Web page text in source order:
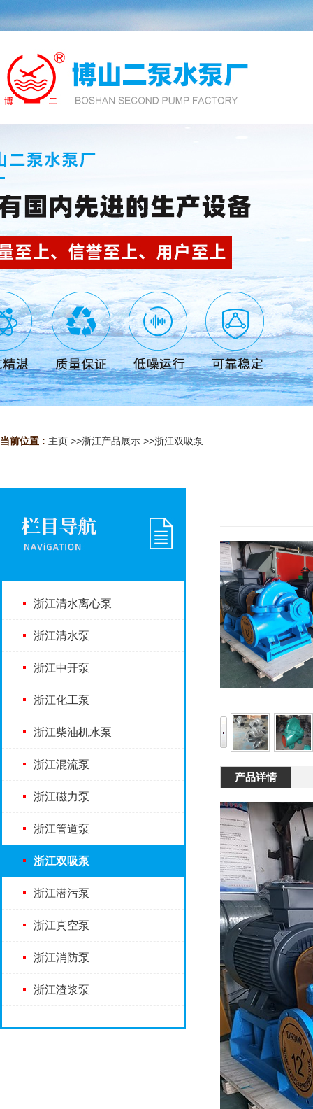
当前位置 : 主页 >>浙江产品展示 >>浙江双吸泵
浙江清水离心泵
浙江清水泵
浙江中开泵
浙江化工泵
浙江柴油机水泵
浙江混流泵
浙江磁力泵
浙江管道泵
浙江双吸泵
浙江潜污泵
浙江真空泵
浙江消防泵
浙江渣浆泵
产品详情